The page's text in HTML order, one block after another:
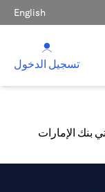
English
تسجيل الدخول
بنك الإمارات